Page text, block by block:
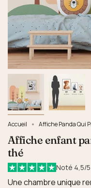
Accueil Affiche Panda Qui
Affiche enfant
thé
Noté 4,5/
Une chambre unique